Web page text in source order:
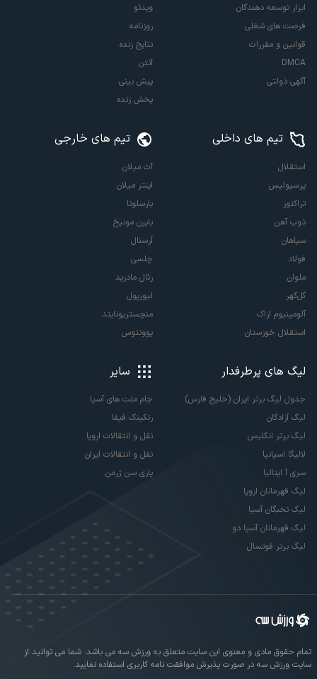
ابزار توسعه دهندگان
فرصت های شغلی
قوانین و مقررات
DMCA
آگهی دولتی
ویدئو
روزنامه
نتایج زنده
آنتن
پیش بینی
پخش زنده
تیم های داخلی
استقلال
پرسپولیس
تراکتور
ذوب آهن
سپاهان
فولاد
ملوان
گل‌گهر
آلومینیوم اراک
استقلال خوزستان
تیم های خارجی
آث میلان
اینتر میلان
بارسلونا
بایرن مونیخ
آرسنال
چلسی
رئال مادرید
لیورپول
منچستریونایتد
یوونتوس
لیگ های پرطرفدار
جدول لیگ برتر ایران (خلیج فارس)
لیگ آزادگان
لیگ برتر انگلیس
لالیگا اسپانیا
سری آ ایتالیا
لیگ قهرمانان اروپا
لیگ نخبگان آسیا
لیگ قهرمانان آسیا دو
لیگ برتر فوتسال
سایر
جام ملت های آسیا
رنکینگ فیفا
نقل و انتقالات اروپا
نقل و انتقالات ایران
پاری سن ژرمن
تمام حقوق مادی و معنوی این سایت متعلق به ورزش سه می باشد. شما می توانید از
سایت ورزش سه در صورت پذیرش موافقت نامه کاربری استفاده نمایید.